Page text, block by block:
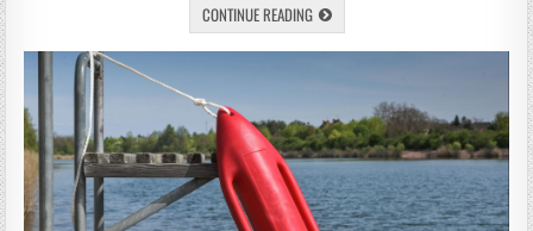
CONTINUE READING